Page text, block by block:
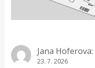
Jana Hoferova:
23. 7. 2026